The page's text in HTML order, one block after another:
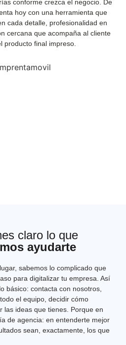
conforme crezca el negocio. De
hoy con una herramienta que
cada detalle, profesionalidad en
cercana que acompaña al cliente
producto final impreso.
claro lo que
ayudarte
sabemos lo complicado que
para digitalizar tu empresa. Así
básico: contacta con nosotros,
el equipo, decidir cómo
las ideas que tienes. Porque en
de agencia: en entenderte mejor
sean, exactamente, los que